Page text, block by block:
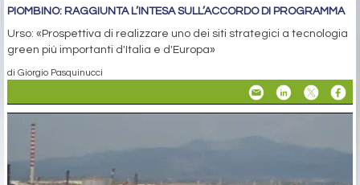
PIOMBINO: RAGGIUNTA L’INTESA SULL’ACCORDO DI PROGRAMMA
Urso: «Prospettiva di realizzare uno dei siti strategici a tecnologia
green più importanti d'Italia e d'Europa»
di Giorgio Pasquinucci